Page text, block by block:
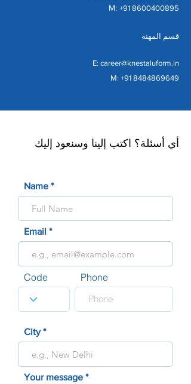
M: +91 8600400895
قسم المهنة
E: career@knestaluform.in
M: +91 8484869649
أي أسئلة؟ اكتب إلينا وسنعود إليك
Name
Email
Code Phone
City
Your message